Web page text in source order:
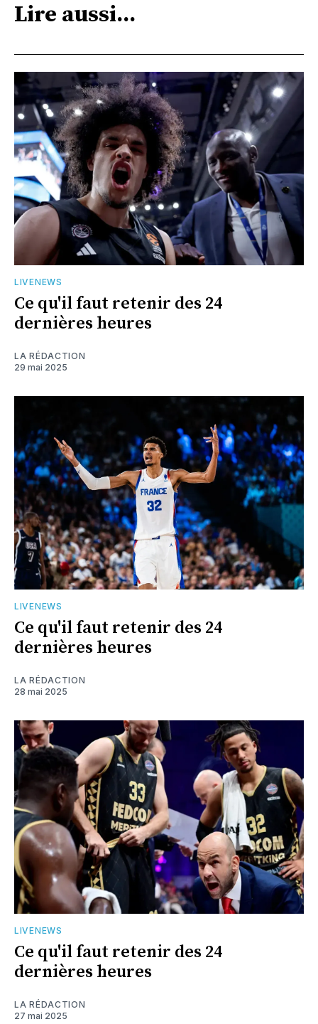
Lire aussi...
LIVENEWS
Ce qu'il faut retenir des 24
dernières heures
LA RÉDACTION
29 mai 2025
LIVENEWS
Ce qu'il faut retenir des 24
dernières heures
LA RÉDACTION
28 mai 2025
LIVENEWS
Ce qu'il faut retenir des 24
dernières heures
LA RÉDACTION
27 mai 2025